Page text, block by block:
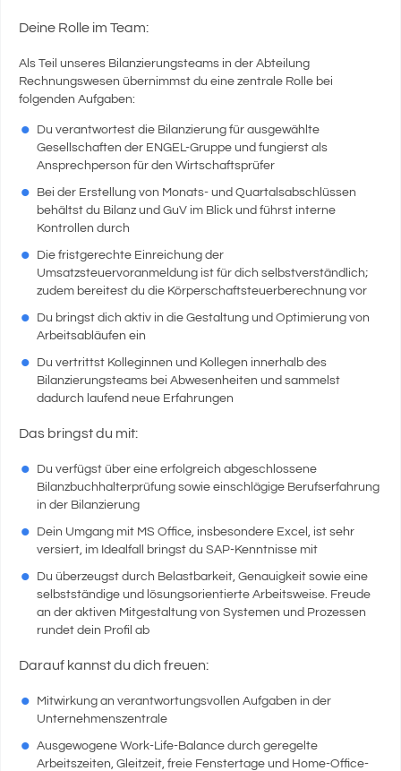
Deine Rolle im Team:
Als Teil unseres Bilanzierungsteams in der Abteilung
Rechnungswesen übernimmst du eine zentrale Rolle bei
folgenden Aufgaben:
Du verantwortest die Bilanzierung für ausgewählte
Gesellschaften der ENGEL-Gruppe und fungierst als
Ansprechperson für den Wirtschaftsprüfer
Bei der Erstellung von Monats- und Quartalsabschlüssen
behältst du Bilanz und GuV im Blick und führst interne
Kontrollen durch
Die fristgerechte Einreichung der
Umsatzsteuervoranmeldung ist für dich selbstverständlich;
zudem bereitest du die Körperschaftsteuerberechnung vor
Du bringst dich aktiv in die Gestaltung und Optimierung von
Arbeitsabläufen ein
Du vertrittst Kolleginnen und Kollegen innerhalb des
Bilanzierungsteams bei Abwesenheiten und sammelst
dadurch laufend neue Erfahrungen
Das bringst du mit:
Du verfügst über eine erfolgreich abgeschlossene
Bilanzbuchhalterprüfung sowie einschlägige Berufserfahrung
in der Bilanzierung
Dein Umgang mit MS Office, insbesondere Excel, ist sehr
versiert, im Idealfall bringst du SAP-Kenntnisse mit
Du überzeugst durch Belastbarkeit, Genauigkeit sowie eine
selbstständige und lösungsorientierte Arbeitsweise. Freude
an der aktiven Mitgestaltung von Systemen und Prozessen
rundet dein Profil ab
Darauf kannst du dich freuen:
Mitwirkung an verantwortungsvollen Aufgaben in der
Unternehmenszentrale
Ausgewogene Work-Life-Balance durch geregelte
Arbeitszeiten, Gleitzeit, freie Fenstertage und Home-Office-